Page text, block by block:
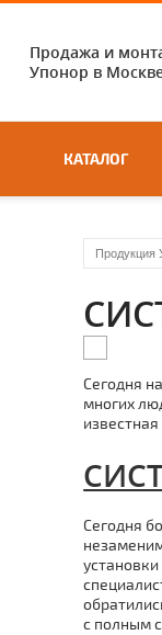
Продажа и
Упонор в
КАТАЛОГ
Продукция
Сегодня
многих
Сегодня
с полным